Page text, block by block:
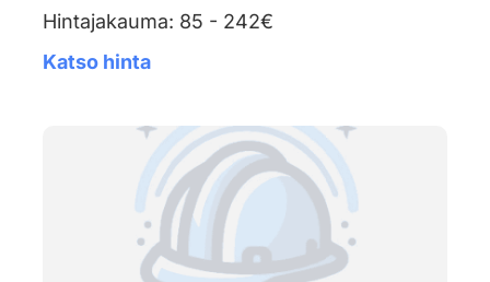
Hintajakauma: 85 - 242€
Katso hinta